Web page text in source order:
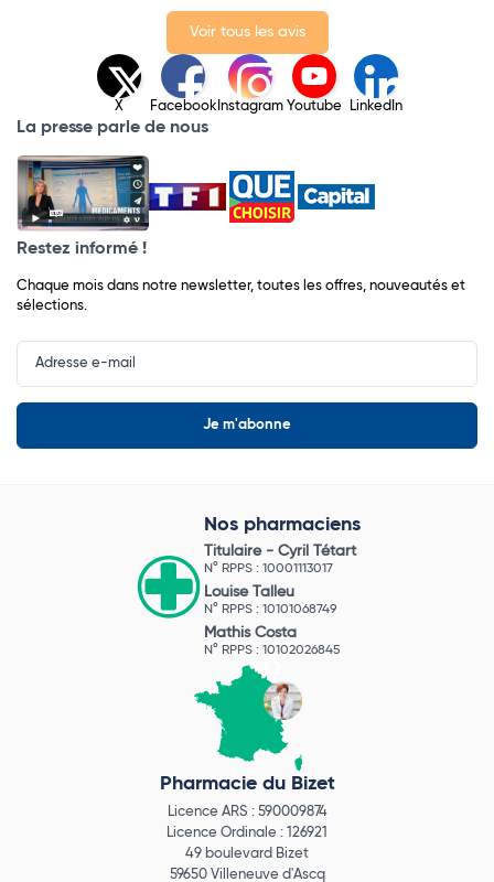
Voir tous les avis
X Facebook Instagram Youtube LinkedIn
La presse parle de nous
Restez informé !
Chaque mois dans notre newsletter, toutes les offres, nouveautés et
sélections.
Input
Newsletter
Nos pharmaciens
Titulaire - Cyril Tétart
N° RPPS : 10001113017
Louise Talleu
N° RPPS : 10101068749
Mathis Costa
N° RPPS : 10102026845
Pharmacie du Bizet
Licence ARS : 590009874
Licence Ordinale : 126921
49 boulevard Bizet
59650 Villeneuve d'Ascq